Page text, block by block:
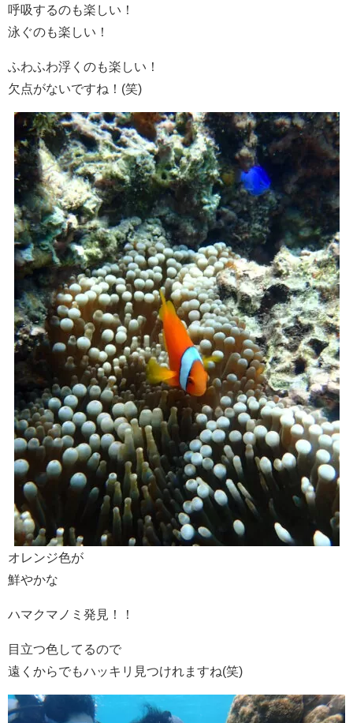
呼吸するのも楽しい！
泳ぐのも楽しい！
ふわふわ浮くのも楽しい！
欠点がないですね！(笑)
オレンジ色が
鮮やかな
ハマクマノミ発見！！
目立つ色してるので
遠くからでもハッキリ見つけれますね(笑)